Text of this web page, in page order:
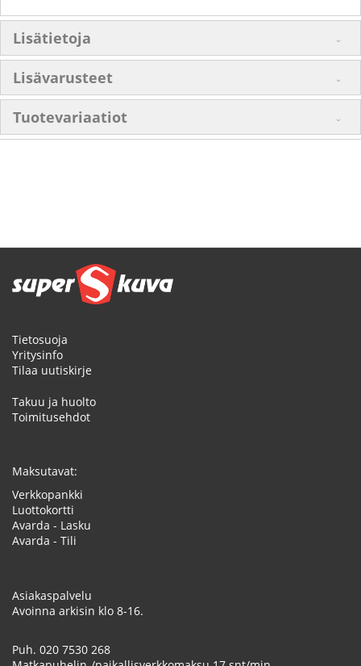
Lisätietoja
Lisävarusteet
Tuotevariaatiot
Tietosuoja
Yritysinfo
Tilaa uutiskirje
Takuu ja huolto
Toimitusehdot
Maksutavat:
Verkkopankki
Luottokortti
Avarda - Lasku
Avarda - Tili
Asiakaspalvelu
Avoinna arkisin klo 8-16.
Puh. 020 7530 268